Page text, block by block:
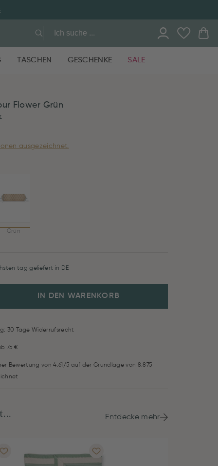
TASCHEN GESCHENKE SALE
Flower Grün
ausgezeichnet.
Grün
tag geliefert in DE
IN DEN WARENKORB
30 Tage Widerrufsrecht
75 €
Bewertung von 4.61/5 auf der Grundlage von 8.875
Entdecke mehr